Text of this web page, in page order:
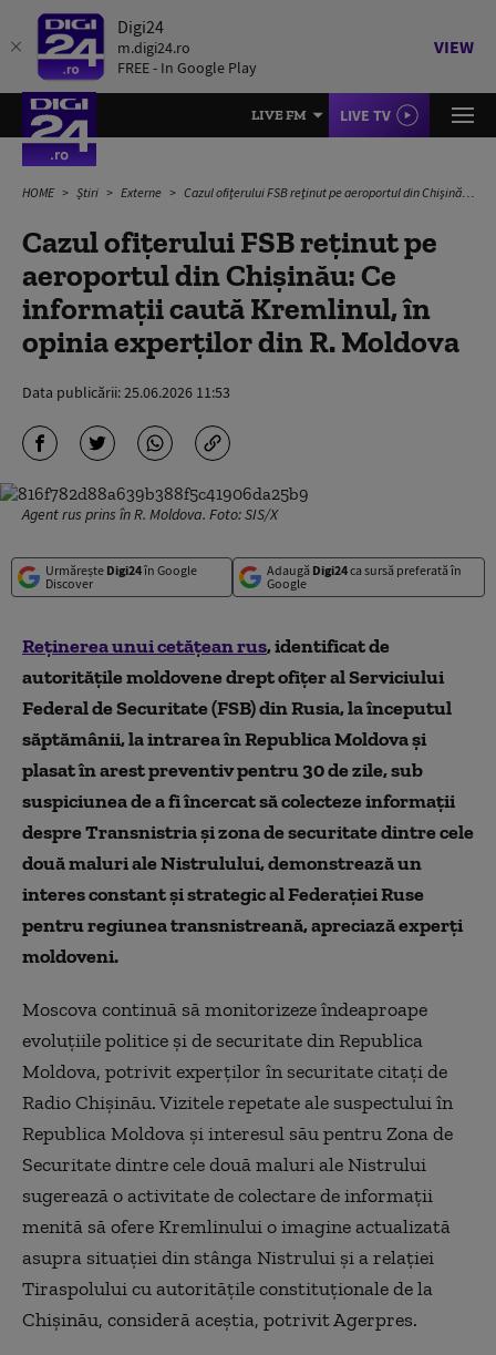
Digi24
m.digi24.ro
FREE - In Google Play
VIEW
LIVE FM LIVE TV
HOME Știri Externe Cazul ofiţerului FSB reţinut pe aeroportul din Chişinău: Ce informații caută Kremlinul, în opinia experților din R. Moldova
Cazul ofiţerului FSB reţinut pe
aeroportul din Chişinău: Ce
informații caută Kremlinul, în
opinia experților din R. Moldova
Data publicării:25.06.2026 11:53
Agent rus prins în R. Moldova. Foto: SIS/X
Urmărește Digi24în Google
Discover
Adaugă Digi24ca sursă preferată în
Google
Reţinerea unui cetăţean rus, identificat de
autorităţile moldovene drept ofiţer al Serviciului
Federal de Securitate (FSB) din Rusia, la începutul
săptămânii, la intrarea în Republica Moldova şi
plasat în arest preventiv pentru 30 de zile, sub
suspiciunea de a fi încercat să colecteze informaţii
despre Transnistria şi zona de securitate dintre cele
două maluri ale Nistrulului, demonstrează un
interes constant şi strategic al Federaţiei Ruse
pentru regiunea transnistreană, apreciază experţi
moldoveni.
Moscova continuă să monitorizeze îndeaproape
evoluţiile politice şi de securitate din Republica
Moldova, potrivit experţilor în securitate citați de
Radio Chișinău. Vizitele repetate ale suspectului în
Republica Moldova şi interesul său pentru Zona de
Securitate dintre cele două maluri ale Nistrului
sugerează o activitate de colectare de informaţii
menită să ofere Kremlinului o imagine actualizată
asupra situaţiei din stânga Nistrului şi a relaţiei
Tiraspolului cu autorităţile constituţionale de la
Chişinău, consideră aceştia, potrivit Agerpres.